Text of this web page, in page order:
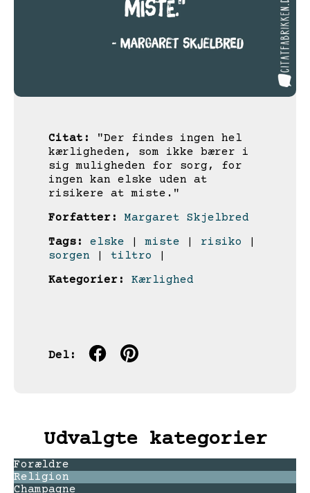
Citat:
"Der findes ingen hel
kærligheden, som ikke bærer i
sig muligheden for sorg, for
ingen kan elske uden at
risikere at miste."
Forfatter:
Margaret Skjelbred
Tags:
elske |miste risiko
sorgen
tiltro
Kategorier:
Kærlighed
Del:
Udvalgte kategorier
Forældre
Religion
Champagne